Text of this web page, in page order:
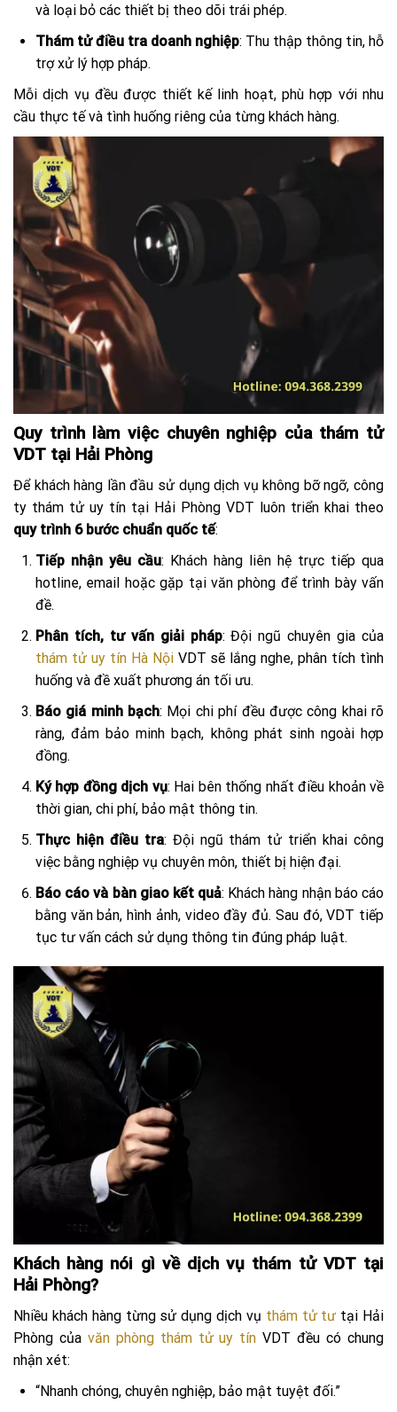
và loại bỏ các thiết bị theo dõi trái phép.
Thám tử điều tra doanh nghiệp: Thu thập thông tin, hỗ
trợ xử lý hợp pháp.
Mỗi dịch vụ đều được thiết kế linh hoạt, phù hợp với nhu
cầu thực tế và tình huống riêng của từng khách hàng.
Quy trình làm việc chuyên nghiệp của thám tử
VDT tại Hải Phòng
Để khách hàng lần đầu sử dụng dịch vụ không bỡ ngỡ, công
ty thám tử uy tín tại Hải Phòng VDT luôn triển khai theo
quy trình 6 bước chuẩn quốc tế:
Tiếp nhận yêu cầu: Khách hàng liên hệ trực tiếp qua
hotline, email hoặc gặp tại văn phòng để trình bày vấn
đề.
Phân tích, tư vấn giải pháp: Đội ngũ chuyên gia của
thám tử uy tín Hà Nội VDT sẽ lắng nghe, phân tích tình
huống và đề xuất phương án tối ưu.
Báo giá minh bạch: Mọi chi phí đều được công khai rõ
ràng, đảm bảo minh bạch, không phát sinh ngoài hợp
đồng.
Ký hợp đồng dịch vụ: Hai bên thống nhất điều khoản về
thời gian, chi phí, bảo mật thông tin.
Thực hiện điều tra: Đội ngũ thám tử triển khai công
việc bằng nghiệp vụ chuyên môn, thiết bị hiện đại.
Báo cáo và bàn giao kết quả: Khách hàng nhận báo cáo
bằng văn bản, hình ảnh, video đầy đủ. Sau đó, VDT tiếp
tục tư vấn cách sử dụng thông tin đúng pháp luật.
Khách hàng nói gì về dịch vụ thám tử VDT tại
Hải Phòng?
Nhiều khách hàng từng sử dụng dịch vụ thám tử tư tại Hải
Phòng của văn phòng thám tử uy tínVDT đều có chung
nhận xét:
“Nhanh chóng, chuyên nghiệp, bảo mật tuyệt đối.”